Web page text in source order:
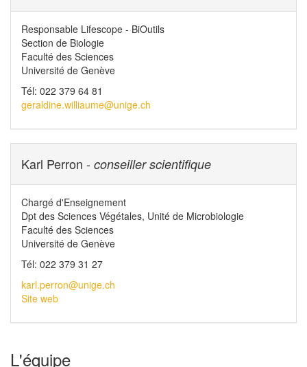
Responsable Lifescope - BiOutils
Section de Biologie
Faculté des Sciences
Université de Genève
Tél: 022 379 64 81
geraldine.williaume@unige.ch
Karl Perron - conseiller scientifique
Chargé d'Enseignement
Dpt des Sciences Végétales, Unité de Microbiologie
Faculté des Sciences
Université de Genève
Tél: 022 379 31 27
karl.perron@unige.ch
Site web
L'équipe